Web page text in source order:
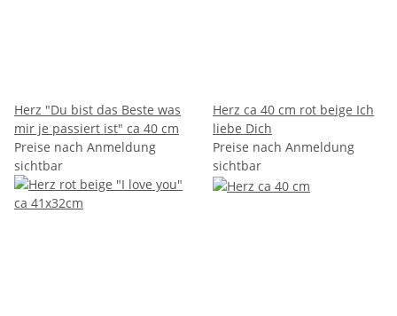
Herz "Du bist das Beste was
mir je passiert ist" ca 40 cm
Preise nach Anmeldung
sichtbar
Herz ca 40 cm rot beige Ich
liebe Dich
Preise nach Anmeldung
sichtbar